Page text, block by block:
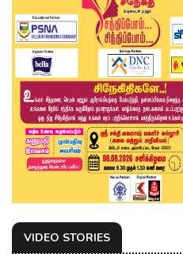
VIDEO STORIES